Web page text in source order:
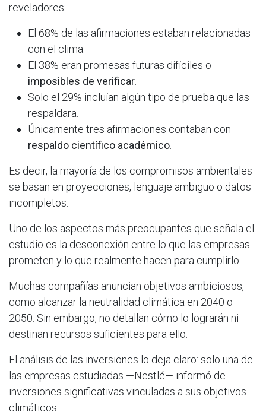
reveladores:
El 68% de las afirmaciones estaban relacionadas
con el clima.
El 38% eran promesas futuras difíciles o
imposibles de verificar.
Solo el 29% incluían algún tipo de prueba que las
respaldara.
Únicamente tres afirmaciones contaban con
respaldo científico académico.
Es decir, la mayoría de los compromisos ambientales
se basan en proyecciones, lenguaje ambiguo o datos
incompletos.
Uno de los aspectos más preocupantes que señala el
estudio es la desconexión entre lo que las empresas
prometen y lo que realmente hacen para cumplirlo.
Muchas compañías anuncian objetivos ambiciosos,
como alcanzar la neutralidad climática en 2040 o
2050. Sin embargo, no detallan cómo lo lograrán ni
destinan recursos suficientes para ello.
El análisis de las inversiones lo deja claro: solo una de
las empresas estudiadas —Nestlé— informó de
inversiones significativas vinculadas a sus objetivos
climáticos.